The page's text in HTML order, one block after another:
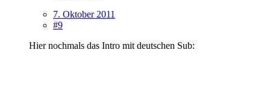
7. Oktober 2011
#9
Hier nochmals das Intro mit deutschen Sub: